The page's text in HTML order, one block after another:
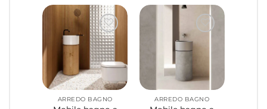
ARREDO BAGNO ARREDO BAGNO